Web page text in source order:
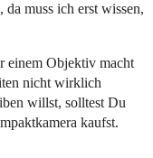
muss ich erst wissen,
einem Objektiv macht
nicht wirklich
willst, solltest Du
kaufst.